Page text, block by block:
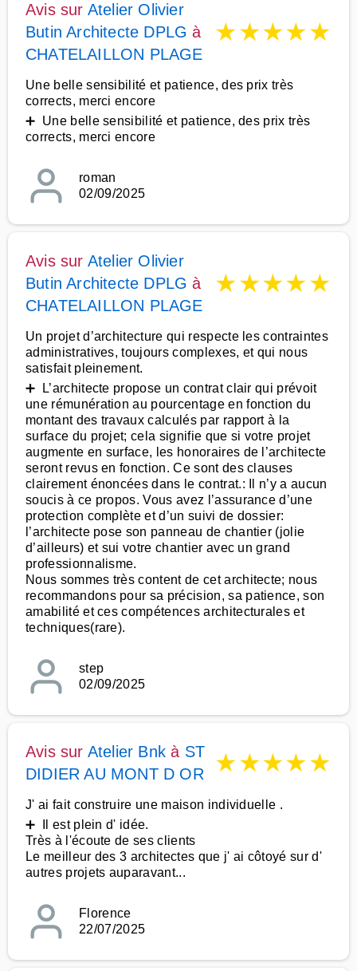
Avis sur Atelier Olivier
Butin Architecte DPLG à
CHATELAILLON PLAGE
★★★★★
Une belle sensibilité et patience, des prix très
corrects, merci encore
➕ Une belle sensibilité et patience, des prix très
corrects, merci encore
roman
02/09/2025
Avis sur Atelier Olivier
Butin Architecte DPLG à
CHATELAILLON PLAGE
★★★★★
Un projet d’architecture qui respecte les contraintes
administratives, toujours complexes, et qui nous
satisfait pleinement.
➕ L’architecte propose un contrat clair qui prévoit
une rémunération au pourcentage en fonction du
montant des travaux calculés par rapport à la
surface du projet; cela signifie que si votre projet
augmente en surface, les honoraires de l’architecte
seront revus en fonction. Ce sont des clauses
clairement énoncées dans le contrat.: Il n’y a aucun
soucis à ce propos. Vous avez l’assurance d’une
protection complète et d’un suivi de dossier:
l’architecte pose son panneau de chantier (jolie
d’ailleurs) et sui votre chantier avec un grand
professionnalisme.
Nous sommes très content de cet architecte; nous
recommandons pour sa précision, sa patience, son
amabilité et ces compétences architecturales et
techniques(rare).
step
02/09/2025
Avis sur Atelier Bnk à ST
DIDIER AU MONT D OR
★★★★★
J' ai fait construire une maison individuelle .
➕ Il est plein d' idée.
Très à l'écoute de ses clients
Le meilleur des 3 architectes que j' ai côtoyé sur d'
autres projets auparavant...
Florence
22/07/2025